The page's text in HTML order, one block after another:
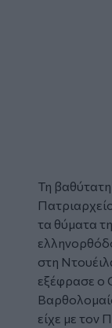
Τη
τα θύματα
στη
εξέφρασε ο
είχε με τον